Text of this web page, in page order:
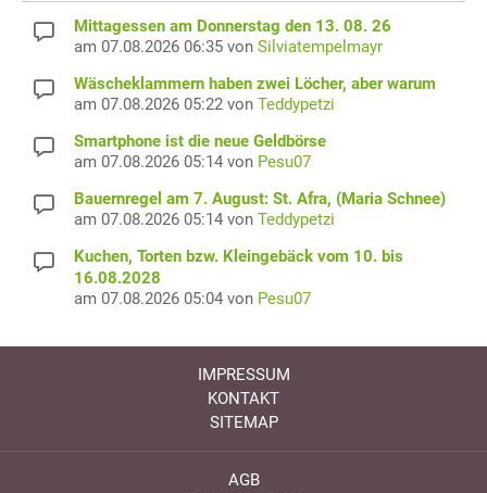
Mittagessen am Donnerstag den 13. 08. 26
am 07.08.2026 06:35 von Silviatempelmayr
Wäscheklammern haben zwei Löcher, aber warum
am 07.08.2026 05:22 von Teddypetzi
Smartphone ist die neue Geldbörse
am 07.08.2026 05:14 von Pesu07
Bauernregel am 7. August: St. Afra, (Maria Schnee)
am 07.08.2026 05:14 von Teddypetzi
Kuchen, Torten bzw. Kleingebäck vom 10. bis
16.08.2028
am 07.08.2026 05:04 von Pesu07
IMPRESSUM
KONTAKT
SITEMAP
AGB